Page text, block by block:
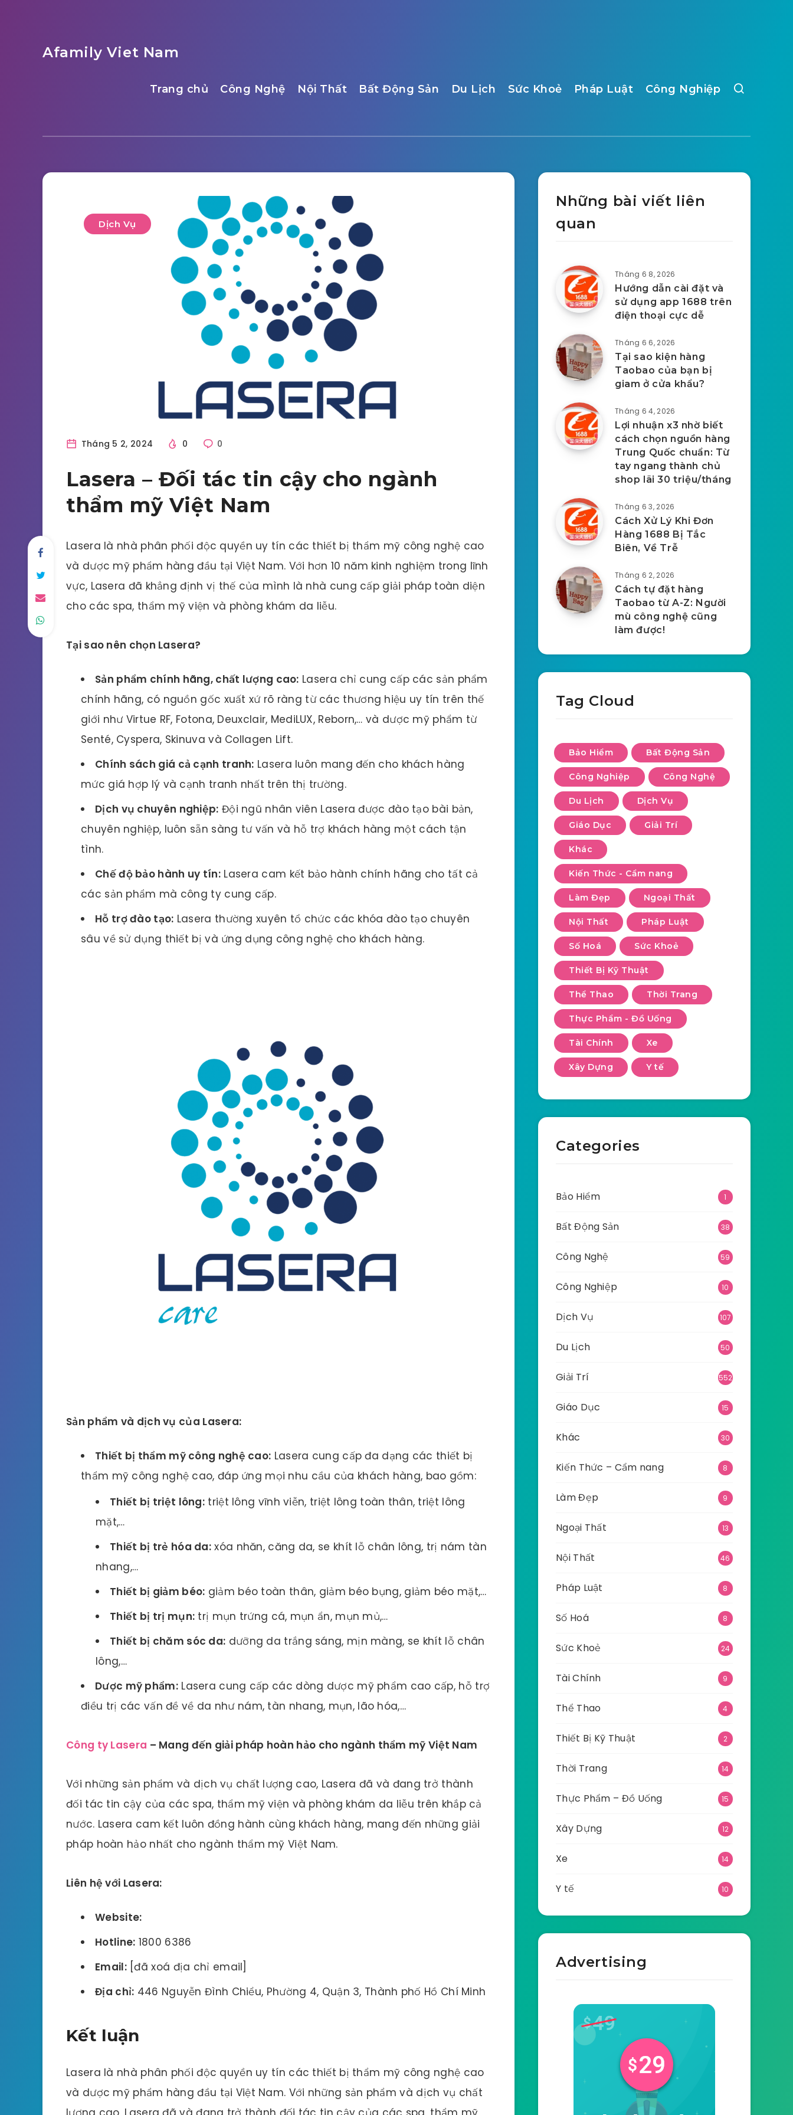
Afamily Viet Nam
Trang chủ Công Nghệ Nội Thất Bất Động Sản Du Lịch Sức Khoẻ Pháp Luật Công Nghiệp
Dịch Vụ
Tháng 5 2, 2024 0 0
Lasera – Đối tác tin cậy cho ngành
thẩm mỹ Việt Nam
Lasera là nhà phân phối độc quyền uy tín các thiết bị thẩm mỹ công nghệ cao
và dược mỹ phẩm hàng đầu tại Việt Nam. Với hơn 10 năm kinh nghiệm trong lĩnh
vực, Lasera đã khẳng định vị thế của mình là nhà cung cấp giải pháp toàn diện
cho các spa, thẩm mỹ viện và phòng khám da liễu.
Tại sao nên chọn Lasera?
Sản phẩm chính hãng, chất lượng cao: Lasera chỉ cung cấp các sản phẩm
chính hãng, có nguồn gốc xuất xứ rõ ràng từ các thương hiệu uy tín trên thế
giới như Virtue RF, Fotona, Deuxclair, MediLUX, Reborn,… và dược mỹ phẩm từ
Senté, Cyspera, Skinuva và Collagen Lift.
Chính sách giá cả cạnh tranh: Lasera luôn mang đến cho khách hàng
mức giá hợp lý và cạnh tranh nhất trên thị trường.
Dịch vụ chuyên nghiệp: Đội ngũ nhân viên Lasera được đào tạo bài bản,
chuyên nghiệp, luôn sẵn sàng tư vấn và hỗ trợ khách hàng một cách tận
tình.
Chế độ bảo hành uy tín:Lasera cam kết bảo hành chính hãng cho tất cả
các sản phẩm mà công ty cung cấp.
Hỗ trợ đào tạo: Lasera thường xuyên tổ chức các khóa đào tạo chuyên
sâu về sử dụng thiết bị và ứng dụng công nghệ cho khách hàng.
Sản phẩm và dịch vụ của Lasera:
Thiết bị thẩm mỹ công nghệ cao: Lasera cung cấp đa dạng các thiết bị
thẩm mỹ công nghệ cao, đáp ứng mọi nhu cầu của khách hàng, bao gồm:
Thiết bị triệt lông: triệt lông vĩnh viễn, triệt lông toàn thân, triệt lông
mặt,…
Thiết bị trẻ hóa da: xóa nhăn, căng da, se khít lỗ chân lông, trị nám tàn
nhang,…
Thiết bị giảm béo: giảm béo toàn thân, giảm béo bụng, giảm béo mặt,…
Thiết bị trị mụn: trị mụn trứng cá, mụn ẩn, mụn mủ,…
Thiết bị chăm sóc da: dưỡng da trắng sáng, mịn màng, se khít lỗ chân
lông,…
Dược mỹ phẩm:Lasera cung cấp các dòng dược mỹ phẩm cao cấp, hỗ trợ
điều trị các vấn đề về da như nám, tàn nhang, mụn, lão hóa,…
Công ty Lasera – Mang đến giải pháp hoàn hảo cho ngành thẩm mỹ Việt Nam
Với những sản phẩm và dịch vụ chất lượng cao, Lasera đã và đang trở thành
đối tác tin cậy của các spa, thẩm mỹ viện và phòng khám da liễu trên khắp cả
nước. Lasera cam kết luôn đồng hành cùng khách hàng, mang đến những giải
pháp hoàn hảo nhất cho ngành thẩm mỹ Việt Nam.
Liên hệ với Lasera:
Website:
Hotline: 1800 6386
Email:[đã xoá địa chỉ email]
Địa chỉ: 446 Nguyễn Đình Chiểu, Phường 4, Quận 3, Thành phố Hồ Chí Minh
Kết luận
Lasera là nhà phân phối độc quyền uy tín các thiết bị thẩm mỹ công nghệ cao
và dược mỹ phẩm hàng đầu tại Việt Nam. Với những sản phẩm và dịch vụ chất
Những bài viết liên
quan
Tháng 6 8, 2026
Hướng dẫn cài đặt và
sử dụng app 1688 trên
điện thoại cực dễ
Tháng 6 6, 2026
Tại sao kiện hàng
Taobao của bạn bị
giam ở cửa khẩu?
Tháng 6 4, 2026
Lợi nhuận x3 nhờ biết
cách chọn nguồn hàng
Trung Quốc chuẩn: Từ
tay ngang thành chủ
shop lãi 30 triệu/tháng
Tháng 6 3, 2026
Cách Xử Lý Khi Đơn
Hàng 1688 Bị Tắc
Biên, Về Trễ
Tháng 6 2, 2026
Cách tự đặt hàng
Taobao từ A-Z: Người
mù công nghệ cũng
làm được!
Tag Cloud
Bảo Hiểm Bất Động Sản
Công Nghiệp Công Nghệ
Du Lịch Dịch Vụ
Giáo Dục Giải Trí
Khác
Kiến Thức - Cẩm nang
Làm Đẹp Ngoại Thất
Nội Thất Pháp Luật
Số Hoá Sức Khoẻ
Thiết Bị Kỹ Thuật
Thể Thao Thời Trang
Thực Phẩm - Đồ Uống
Tài Chính Xe
Xây Dựng Y tế
Categories
Bảo Hiểm 1
Bất Động Sản 38
Công Nghệ 59
Công Nghiệp 10
Dịch Vụ 107
Du Lịch 50
Giải Trí 552
Giáo Dục 15
Khác 30
Kiến Thức – Cẩm nang 8
Làm Đẹp 9
Ngoại Thất 13
Nội Thất 46
Pháp Luật 8
Số Hoá 8
Sức Khoẻ 24
Tài Chính 9
Thể Thao 4
Thiết Bị Kỹ Thuật 2
Thời Trang 14
Thực Phẩm – Đồ Uống 15
Xây Dựng 12
Xe 14
Y tế 10
Advertising